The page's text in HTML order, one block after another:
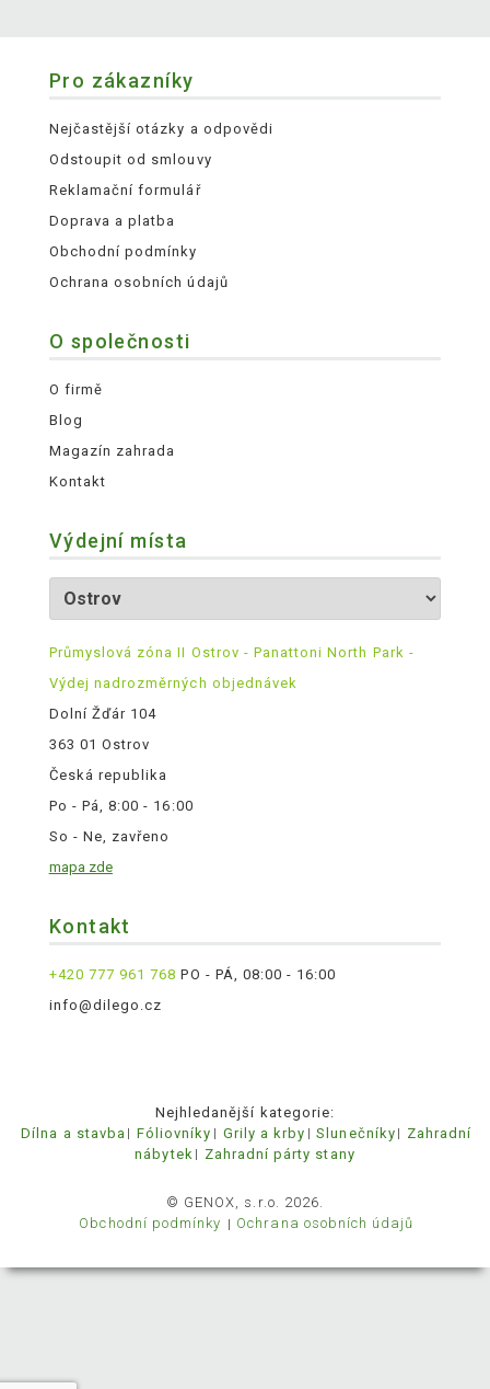
Pro zákazníky
Nejčastější otázky a odpovědi
Odstoupit od smlouvy
Reklamační formulář
Doprava a platba
Obchodní podmínky
Ochrana osobních údajů
O společnosti
O firmě
Blog
Magazín zahrada
Kontakt
Výdejní místa
Průmyslová zóna II Ostrov - Panattoni North Park -
Výdej nadrozměrných objednávek
Dolní Žďár 104
363 01 Ostrov
Česká republika
Po - Pá, 8:00 - 16:00
So - Ne, zavřeno
mapa zde
Kontakt
+420 777 961 768 PO - PÁ, 08:00 - 16:00
info@dilego.cz
Nejhledanější kategorie:
Dílna a stavba
Fóliovníky Grily a krby Slunečníky
Zahradní
nábytek
Zahradní párty stany
© GENOX, s.r.o. 2026.
Obchodní podmínky
Ochrana osobních údajů